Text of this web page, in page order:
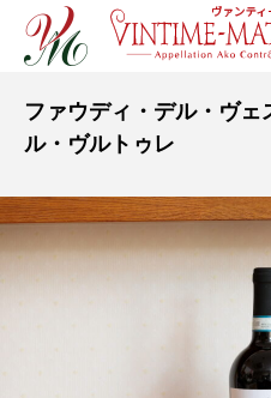
ファウディ・デル・ヴ
ル・ヴルトゥレ